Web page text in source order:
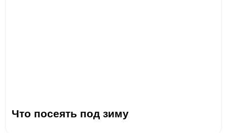
Что посеять под зиму